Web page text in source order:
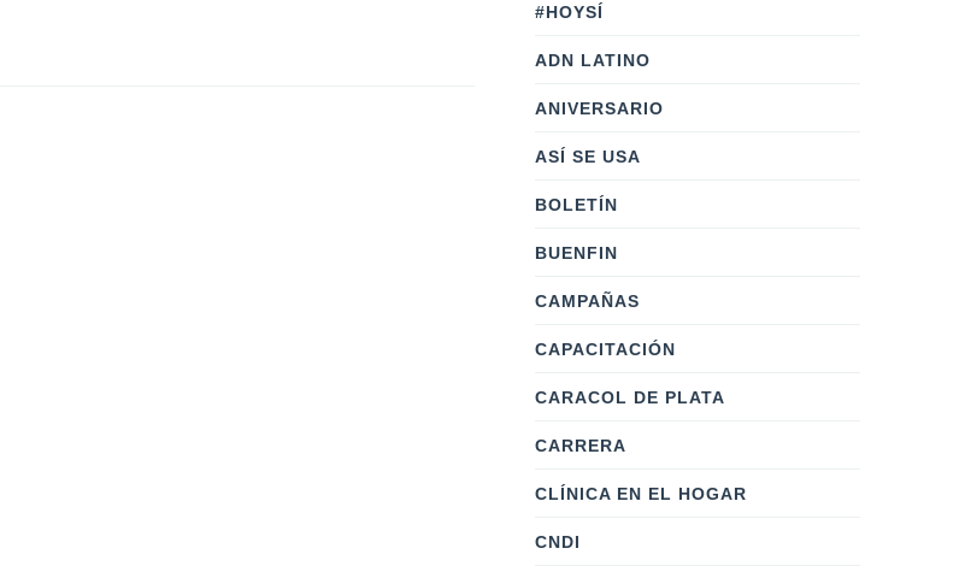
#HOYSÍ
ADN LATINO
ANIVERSARIO
ASÍ SE USA
BOLETÍN
BUENFIN
CAMPAÑAS
CAPACITACIÓN
CARACOL DE PLATA
CARRERA
CLÍNICA EN EL HOGAR
CNDI